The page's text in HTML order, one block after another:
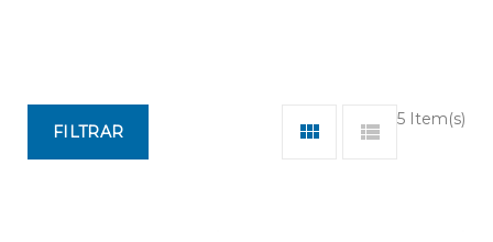
5 Item(s)
FILTRAR